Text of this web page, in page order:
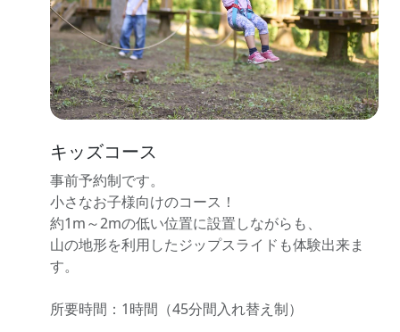
キッズコース
事前予約制です。
小さなお子様向けのコース！
約1m～2mの低い位置に設置しながらも、
山の地形を利用したジップスライドも体験出来ま
す。
所要時間：1時間（45分間入れ替え制）